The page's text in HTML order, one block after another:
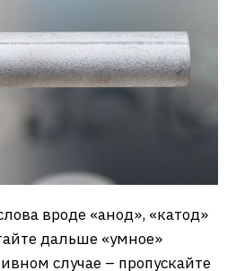
вроде «анод», «катод»
дальше «умное»
случае – пропускайте